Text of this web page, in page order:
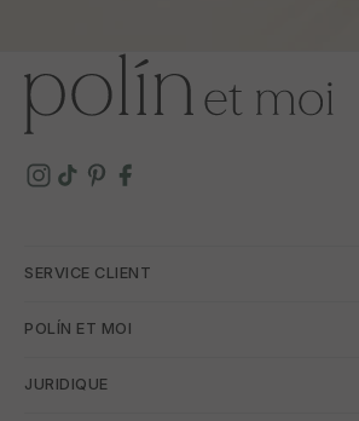
SERVICE CLIENT
POLÍN ET MOI
JURIDIQUE